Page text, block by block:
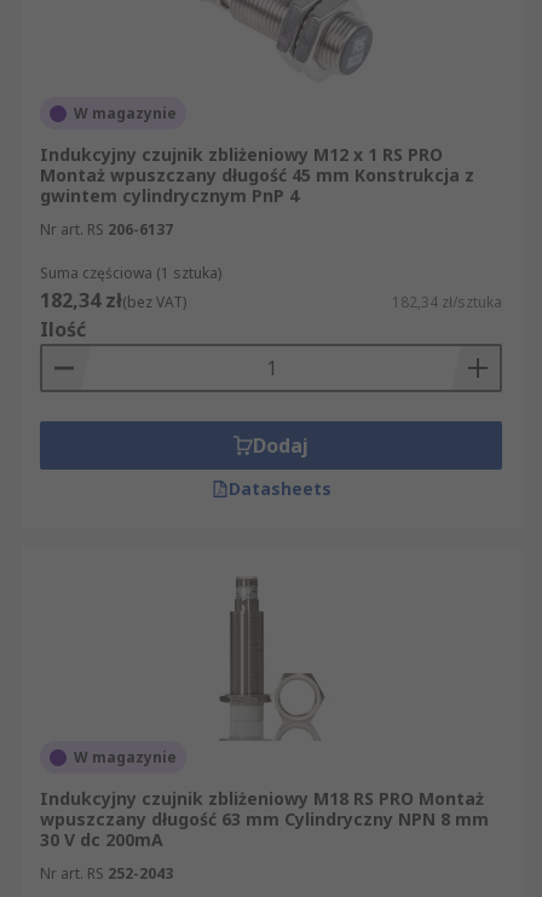
W magazynie
Indukcyjny czujnik zbliżeniowy M12 x 1 RS PRO
Montaż wpuszczany długość 45 mm Konstrukcja z
gwintem cylindrycznym PnP 4
Nr art. RS 206-6137
Suma częściowa (1 sztuka)
182,34 zł(bez VAT) 182,34 zł/sztuka
Ilość
Dodaj
Datasheets
W magazynie
Indukcyjny czujnik zbliżeniowy M18 RS PRO Montaż
wpuszczany długość 63 mm Cylindryczny NPN 8 mm
30 V dc 200mA
Nr art. RS 252-2043